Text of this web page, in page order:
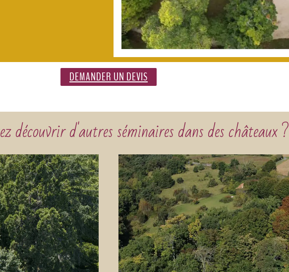
DEMANDER UN DEVIS
découvrir d'autres séminaires dans des châteaux ?​